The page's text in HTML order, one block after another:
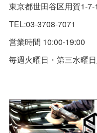
東京都世田谷区用賀1-7-
TEL:03-3708-7071
営業時間 10:00-19:00
毎週火曜日・第三水曜